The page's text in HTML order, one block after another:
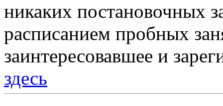
никаких постановочных
расписанием пробных
заинтересовавшее и
здесь